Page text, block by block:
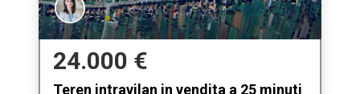
24.000 €
Teren intravilan in vendita a 25 minuti